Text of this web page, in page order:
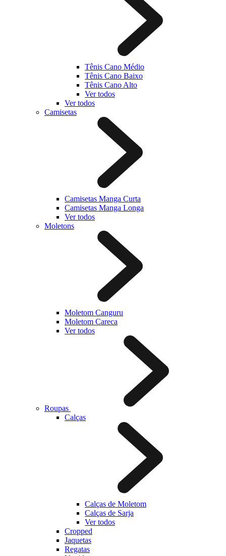
Tênis Cano Médio
Tênis Cano Baixo
Tênis Cano Alto
Ver todos
Ver todos
Camisetas
Camisetas Manga Curta
Camisetas Manga Longa
Ver todos
Moletons
Moletom Canguru
Moletom Careca
Ver todos
Roupas
Calças
Calças de Moletom
Calças de Sarja
Ver todos
Cropped
Jaquetas
Regatas